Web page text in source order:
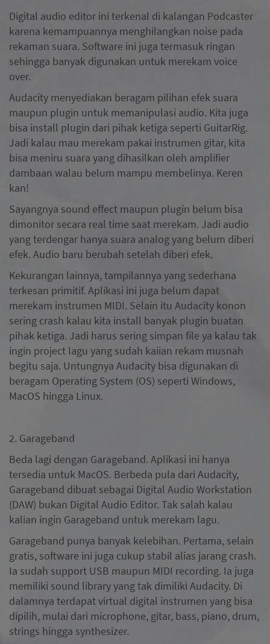
Digital audio editor ini terkenal di kalangan Podcaster
karena kemampuannya menghilangkan noise pada
rekaman suara. Software ini juga termasuk ringan
sehingga banyak digunakan untuk merekam voice
over.
Audacity menyediakan beragam pilihan efek suara
maupun plugin untuk memanipulasi audio. Kita juga
bisa install plugin dari pihak ketiga seperti GuitarRig.
Jadi kalau mau merekam pakai instrumen gitar, kita
bisa meniru suara yang dihasilkan oleh amplifier
dambaan walau belum mampu membelinya. Keren
kan!
Sayangnya sound effect maupun plugin belum bisa
dimonitor secara real time saat merekam. Jadi audio
yang terdengar hanya suara analog yang belum diberi
efek. Audio baru berubah setelah diberi efek.
Kekurangan lainnya, tampilannya yang sederhana
terkesan primitif. Aplikasi ini juga belum dapat
merekam instrumen MIDI. Selain itu Audacity konon
sering crash kalau kita install banyak plugin buatan
pihak ketiga. Jadi harus sering simpan file ya kalau tak
ingin project lagu yang sudah kaiian rekam musnah
begitu saja. Untungnya Audacity bisa digunakan di
beragam Operating System (OS) seperti Windows,
MacOS hingga Linux.
2. Garageband
Beda lagi dengan Garageband. Aplikasi ini hanya
tersedia untuk MacOS. Berbeda pula dari Audacity,
Garageband dibuat sebagai Digital Audio Workstation
(DAW) bukan Digital Audio Editor. Tak salah kalau
kalian ingin Garageband untuk merekam lagu.
Garageband punya banyak kelebihan. Pertama, selain
gratis, software ini juga cukup stabil alias jarang crash.
Ia sudah support USB maupun MIDI recording. Ia juga
memiliki sound library yang tak dimiliki Audacity. Di
dalamnya terdapat virtual digital instrumen yang bisa
dipilih, mulai dari microphone, gitar, bass, piano, drum,
strings hingga synthesizer.